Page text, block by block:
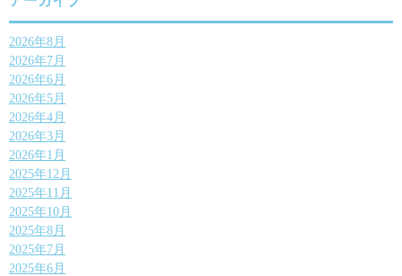
2026年8月
2026年7月
2026年6月
2026年5月
2026年4月
2026年3月
2026年1月
2025年12月
2025年11月
2025年10月
2025年8月
2025年7月
2025年6月